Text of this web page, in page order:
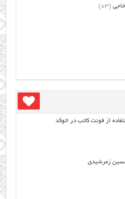
(83)
از فونت کاتب در اتوکد
زمرشیدی